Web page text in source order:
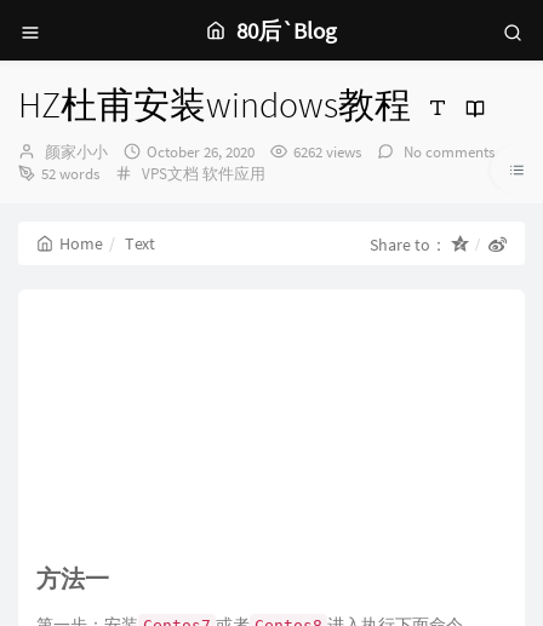
80后`Blog
HZ杜甫安装windows教程
Author：
颜家小小
发
布
October 26, 2020 6262 views
No comments
52 words
Categories：
VPS文档 软件应用
Home Text Share to：
方法一